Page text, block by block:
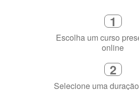
Escolha um curso
online
Selecione uma duração
flexível que se ajuste à